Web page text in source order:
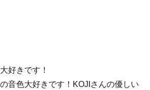
好きです！
音色大好きです！KOJIさんの優しい